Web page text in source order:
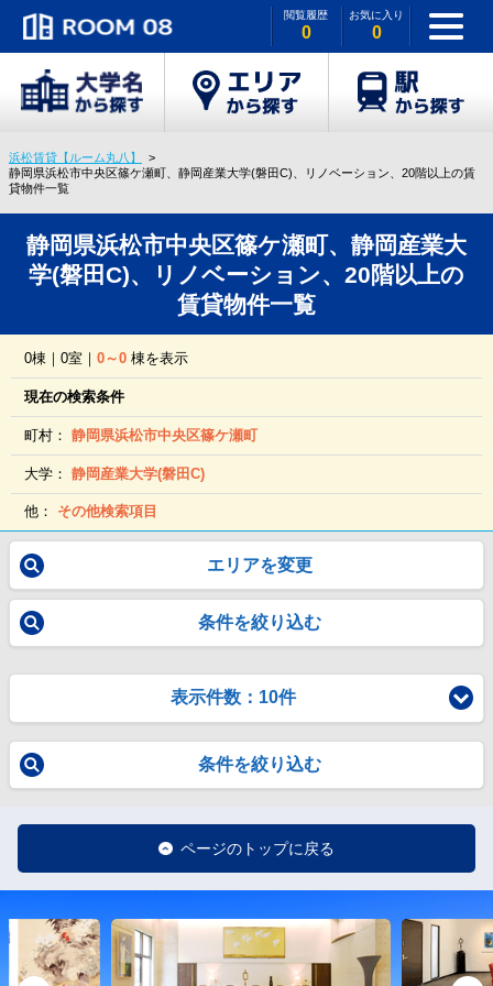
閲覧履歴
0
お気に入り
0
浜松賃貸【ルーム丸八】
静岡県浜松市中央区篠ケ瀬町、静岡産業大学(磐田C)、リノベーション、20階以上の賃
貸物件一覧
静岡県浜松市中央区篠ケ瀬町、静岡産業大
学(磐田C)、リノベーション、20階以上の
賃貸物件一覧
0棟｜0室｜0～0 棟を表示
現在の検索条件
町村：静岡県浜松市中央区篠ケ瀬町
大学：静岡産業大学(磐田C)
他： その他検索項目
エリアを変更
条件を絞り込む
表示件数：10件
条件を絞り込む
ページのトップに戻る